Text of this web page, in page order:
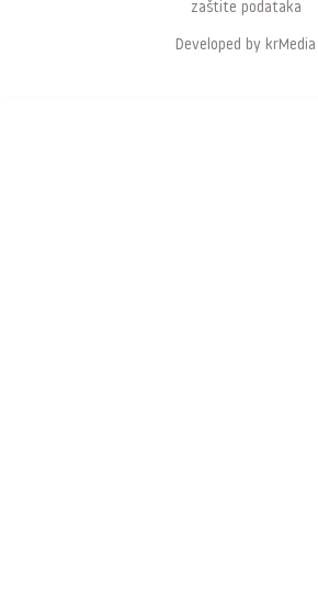
zaštite podataka
Developed by krMedia